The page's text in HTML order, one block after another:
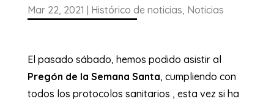
Mar 22, 2021 Histórico de noticias, Noticias
El pasado sábado, hemos podido asistir al
Pregón de la Semana Santa, cumpliendo con
todos los protocolos sanitarios , esta vez si ha